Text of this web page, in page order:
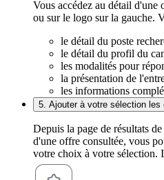
Vous accédez au détail
ou sur le logo sur la gauche.
le détail du poste
le détail du profil du
les modalités pour
la présentation de
les informations
5. Ajouter à votre sélection
Depuis la page de résultats
d'une offre consultée, vous
votre choix à votre sélection.